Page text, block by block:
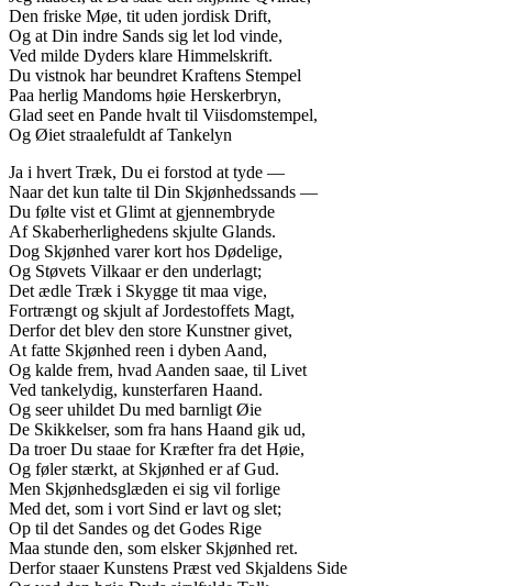
Den friske Møe, tit uden jordisk Drift,
Og at Din indre Sands sig let lod vinde,
Ved milde Dyders klare Himmelskrift.
Du vistnok har beundret Kraftens Stempel
Paa herlig Mandoms høie Herskerbryn,
Glad seet en Pande hvalt til Viisdomstempel,
Og Øiet straalefuldt af Tankelyn
Ja i hvert Træk, Du ei forstod at tyde —
Naar det kun talte til Din Skjønhedssands —
Du følte vist et Glimt at gjennembryde
Af Skaberherlighedens skjulte Glands.
Dog Skjønhed varer kort hos Dødelige,
Og Støvets Vilkaar er den underlagt;
Det ædle Træk i Skygge tit maa vige,
Fortrængt og skjult af Jordestoffets Magt,
Derfor det blev den store Kunstner givet,
At fatte Skjønhed reen i dyben Aand,
Og kalde frem, hvad Aanden saae, til Livet
Ved tankelydig, kunsterfaren Haand.
Og seer uhildet Du med barnligt Øie
De Skikkelser, som fra hans Haand gik ud,
Da troer Du staae for Kræfter fra det Høie,
Og føler stærkt, at Skjønhed er af Gud.
Men Skjønhedsglæden ei sig vil forlige
Med det, som i vort Sind er lavt og slet;
Op til det Sandes og det Godes Rige
Maa stunde den, som elsker Skjønhed ret.
Derfor staaer Kunstens Præst ved Skjaldens Side